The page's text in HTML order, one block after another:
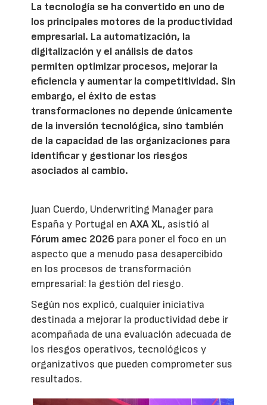
La tecnología se ha convertido en uno de
los principales motores de la productividad
empresarial. La automatización, la
digitalización y el análisis de datos
permiten optimizar procesos, mejorar la
eficiencia y aumentar la competitividad. Sin
embargo, el éxito de estas
transformaciones no depende únicamente
de la inversión tecnológica, sino también
de la capacidad de las organizaciones para
identificar y gestionar los riesgos
asociados al cambio.
Juan Cuerdo, Underwriting Manager para
España y Portugal enAXA XL, asistió al
Fórum amec 2026 para poner el foco en un
aspecto que a menudo pasa desapercibido
en los procesos de transformación
empresarial: la gestión del riesgo.
Según nos explicó, cualquier iniciativa
destinada a mejorar la productividad debe ir
acompañada de una evaluación adecuada de
los riesgos operativos, tecnológicos y
organizativos que pueden comprometer sus
resultados.